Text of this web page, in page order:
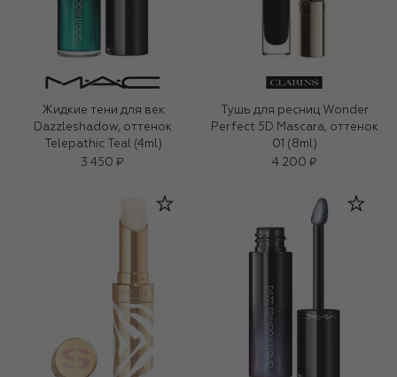
Жидкие тени для век
Dazzleshadow, оттенок
Telepathic Teal (4ml)
3 450 ₽
Тушь для ресниц Wonder
Perfect 5D Mascara, оттенок
01 (8ml)
4 200 ₽